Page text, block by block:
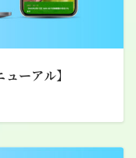
ーアル】